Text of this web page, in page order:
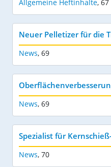
Allgemeine Heftinhalte, 67
Neuer Pelletizer für die
News, 69
News, 69
Spezialist für
News, 70